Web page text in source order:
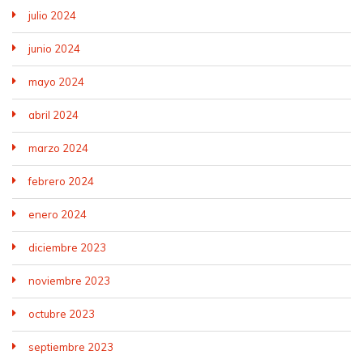
julio 2024
junio 2024
mayo 2024
abril 2024
marzo 2024
febrero 2024
enero 2024
diciembre 2023
noviembre 2023
octubre 2023
septiembre 2023